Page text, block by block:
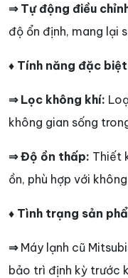
⇒ Tự động điều
độ ổn định, mang lại
♦ Tính năng đặc
⇒ Lọc không khí:
không gian sống
⇒ Độ ồn thấp: Thiết
ồn, phù hợp với
♦ Tình trạng sản
⇒ Máy lạnh cũ
bảo trì định kỳ trước